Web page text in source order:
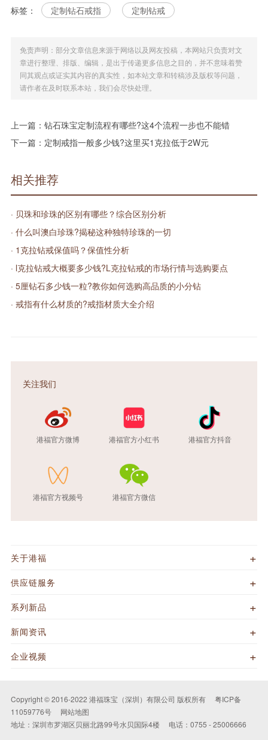
标签： 定制钻石戒指 定制钻戒
免责声明：部分文章信息来源于网络以及网友投稿，本网站只负责对文
章进行整理、排版、编辑，是出于传递更多信息之目的，并不意味着赞
同其观点或证实其内容的真实性，如本站文章和转稿涉及版权等问题，
请作者在及时联系本站，我们会尽快处理。
上一篇： 钻石珠宝定制流程有哪些?这4个流程一步也不能错
下一篇： 定制戒指一般多少钱?这里买1克拉低于2W元
相关推荐
· 贝珠和珍珠的区别有哪些？综合区别分析
· 什么叫澳白珍珠?揭秘这种独特珍珠的一切
· 1克拉钻戒保值吗？保值性分析
· l克拉钻戒大概要多少钱?L克拉钻戒的市场行情与选购要点
· 5厘钻石多少钱一粒?教你如何选购高品质的小分钻
· 戒指有什么材质的?戒指材质大全介绍
关注我们
港福官方微博 港福官方小红书 港福官方抖音
港福官方视频号 港福官方微信
关于港福
供应链服务
系列新品
新闻资讯
企业视频
Copyright © 2016-2022 港福珠宝（深圳）有限公司 版权所有
粤ICP备
11059776号
网站地图
地址：深圳市罗湖区贝丽北路99号水贝国际4楼
电话：0755 - 25006666